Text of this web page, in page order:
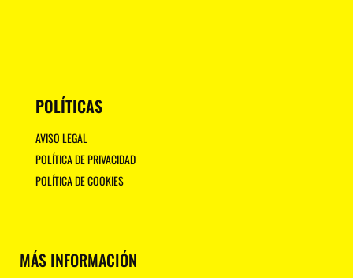
POLÍTICAS
AVISO LEGAL
POLÍTICA DE PRIVACIDAD
POLÍTICA DE COOKIES
MÁS INFORMACIÓN